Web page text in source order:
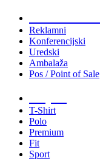
Reklamni
Konferencijski
Uredski
Ambalaža
Pos / Point of Sale
T-Shirt
Polo
Premium
Fit
Sport